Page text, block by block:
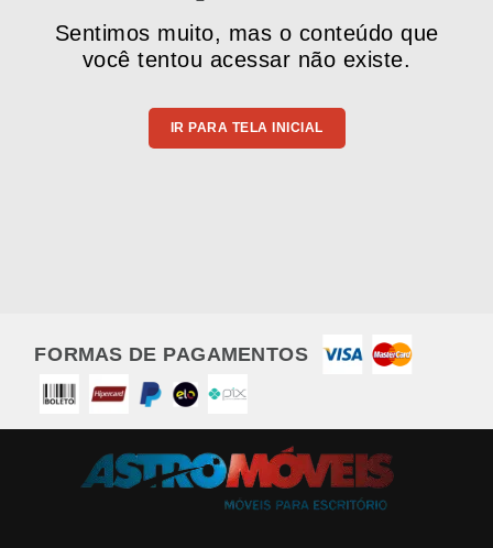
Sentimos muito, mas o conteúdo que
você tentou acessar não existe.
IR PARA TELA INICIAL
FORMAS DE PAGAMENTOS